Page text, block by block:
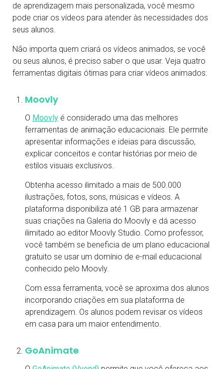
de aprendizagem mais personalizada, você mesmo
pode criar os vídeos para atender às necessidades dos
seus alunos.
Não importa quem criará os vídeos animados, se você
ou seus alunos, é preciso saber o que usar. Veja quatro
ferramentas digitais ótimas para criar vídeos animados:
Moovly
O Moovly é considerado uma das melhores
ferramentas de animação educacionais. Ele permite
apresentar informações e ideias para discussão,
explicar conceitos e contar histórias por meio de
estilos visuais exclusivos.
Obtenha acesso ilimitado a mais de 500.000
ilustrações, fotos, sons, músicas e vídeos. A
plataforma disponibiliza até 1 GB para armazenar
suas criações na Galeria do Moovly e dá acesso
ilimitado ao editor Moovly Studio. Como professor,
você também se beneficia de um plano educacional
gratuito se usar um domínio de e-mail educacional
conhecido pelo Moovly.
Com essa ferramenta, você se aproxima dos alunos
incorporando criações em sua plataforma de
aprendizagem. Os alunos podem revisar os vídeos
em casa para um maior entendimento.
GoAnimate